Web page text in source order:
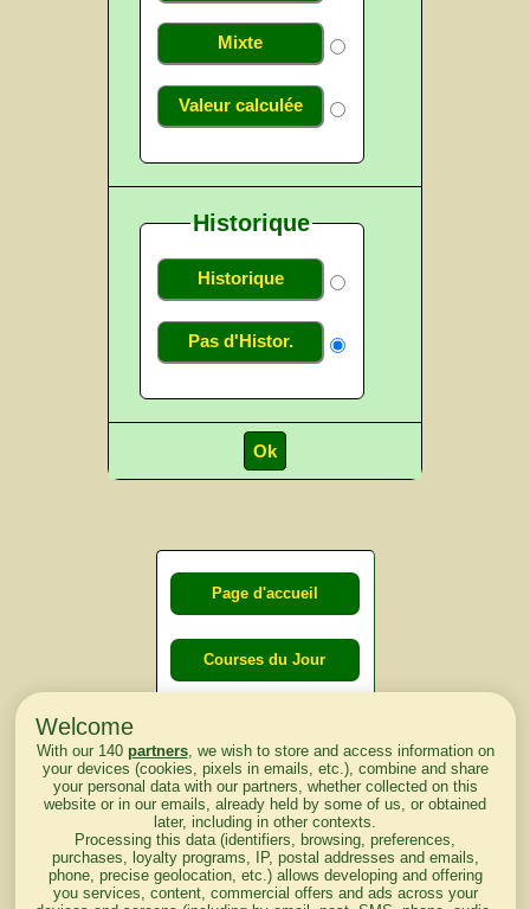
Mixte
Valeur calculée
Historique
Historique
Pas d'Histor.
Page d'accueil
Courses du Jour
lendemain
Courses
d'aujourd'hui
Welcome
With our 140 partners, we wish to store and access information on
your devices (cookies, pixels in emails, etc.), combine and share
your personal data with our partners, whether collected on this
website or in our emails, already held by some of us, or obtained
later, including in other contexts.
Processing this data (identifiers, browsing, preferences,
purchases, loyalty programs, IP, postal addresses and emails,
phone, precise geolocation, etc.) allows developing and offering
you services, content, commercial offers and ads across your